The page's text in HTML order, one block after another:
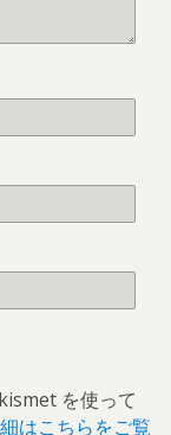
を使って
はこちらをご覧